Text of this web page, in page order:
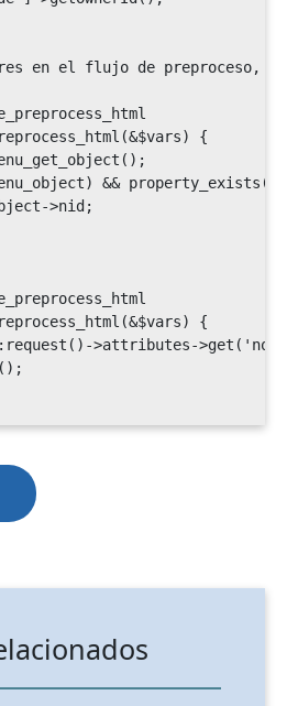
en el flujo de preproceso,
{
&&
>nid;
{
>attributes-